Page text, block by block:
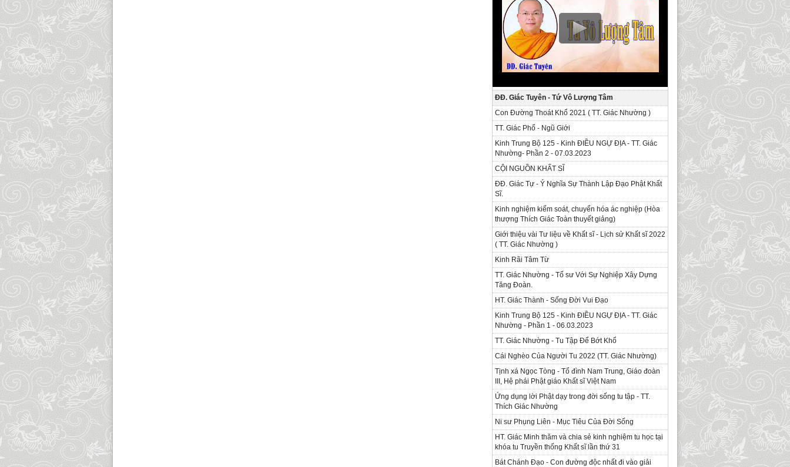
ĐĐ. Giác Tuyên - Tứ Vô Lượng Tâm
Con Đường Thoát Khổ 2021 ( TT. Giác Nhường )
TT. Giác Phổ - Ngũ Giới
Kinh Trung Bộ 125 - Kinh ÐIỀU NGỰ ĐỊA - TT. Giác
Nhường- Phần 2 - 07.03.2023
CỘI NGUỒN KHẤT SĨ
ĐĐ. Giác Tự - Ý Nghĩa Sự Thành Lập Đạo Phật Khất
Sĩ.
Kinh nghiệm kiểm soát, chuyển hóa ác nghiệp (Hòa
thượng Thích Giác Toàn thuyết giảng)
Giới thiệu vài Tư liệu về Khất sĩ - Lịch sử Khất sĩ 2022
( TT. Giác Nhường )
Kinh Rãi Tâm Từ
TT. Giác Nhường - Tổ sư Với Sự Nghiệp Xây Dựng
Tăng Đoàn.
HT. Giác Thành - Sống Đời Vui Đạo
Kinh Trung Bộ 125 - Kinh ÐIỀU NGỰ ĐỊA - TT. Giác
Nhường - Phần 1 - 06.03.2023
TT. Giác Nhường - Tu Tập Để Bớt Khổ
Cái Nghèo Của Người Tu 2022 (TT. Giác Nhường)
Tịnh xá Ngọc Tòng - Tổ đình Nam Trung, Giáo đoàn
III, Hệ phái Phật giáo Khất sĩ Việt Nam
Ứng dụng lời Phật dạy trong đời sống tu tập - TT.
Thích Giác Nhường
Ni sư Phụng Liên - Mục Tiêu Của Đời Sống
HT. Giác Minh thăm và chia sẻ kinh nghiệm tu học tại
khóa tu Truyền thống Khất sĩ lần thứ 31
Bát Chánh Đạo - Con đường độc nhất đi vào giải